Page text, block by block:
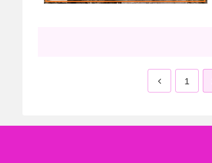
前 1